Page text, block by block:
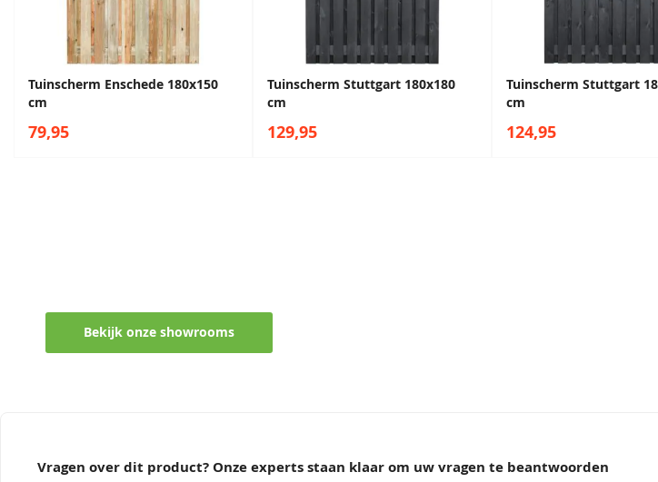
Tuinscherm Enschede 180x150
cm
79,95
Tuinscherm Stuttgart 180x180
cm
129,95
Tuinscherm Stuttgart
cm
124,95
Bekijk onze showrooms
Vragen over dit product? Onze experts staan klaar om uw vragen te beantwoorden